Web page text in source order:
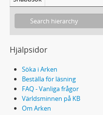
Hjälpsidor
Söka i Arken
Beställa för läsning
FAQ - Vanliga frågor
Världsminnen på KB
Om Arken